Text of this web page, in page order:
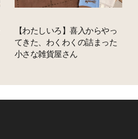
【わたしいろ】喜入からやっ
てきた、わくわくの詰まった
小さな雑貨屋さん